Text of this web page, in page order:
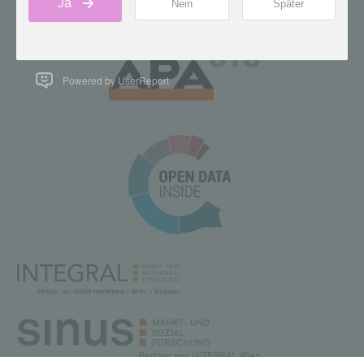
Powered by UserReport